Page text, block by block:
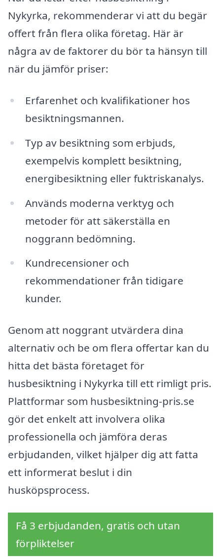
Nykyrka, rekommenderar vi att du begär
offert från flera olika företag. Här är
några av de faktorer du bör ta hänsyn till
när du jämför priser:
Erfarenhet och kvalifikationer hos
besiktningsmannen.
Typ av besiktning som erbjuds,
exempelvis komplett besiktning,
energibesiktning eller fuktriskanalys.
Används moderna verktyg och
metoder för att säkerställa en
noggrann bedömning.
Kundrecensioner och
rekommendationer från tidigare
kunder.
Genom att noggrant utvärdera dina
alternativ och be om flera offertar kan du
hitta det bästa företaget för
husbesiktning i Nykyrka till ett rimligt pris.
Plattformar som husbesiktning-pris.se
gör det enkelt att involvera olika
professionella och jämföra deras
erbjudanden, vilket hjälper dig att fatta
ett informerat beslut i din
husköpsprocess.
Få 3 erbjudanden, gratis och utan
förpliktelser